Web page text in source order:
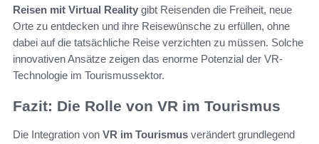
Reisen mit Virtual Reality gibt Reisenden die Freiheit, neue
Orte zu entdecken und ihre Reisewünsche zu erfüllen, ohne
dabei auf die tatsächliche Reise verzichten zu müssen. Solche
innovativen Ansätze zeigen das enorme Potenzial der VR-
Technologie im Tourismussektor.
Fazit: Die Rolle von VR im Tourismus
Die Integration von VR im Tourismus verändert grundlegend